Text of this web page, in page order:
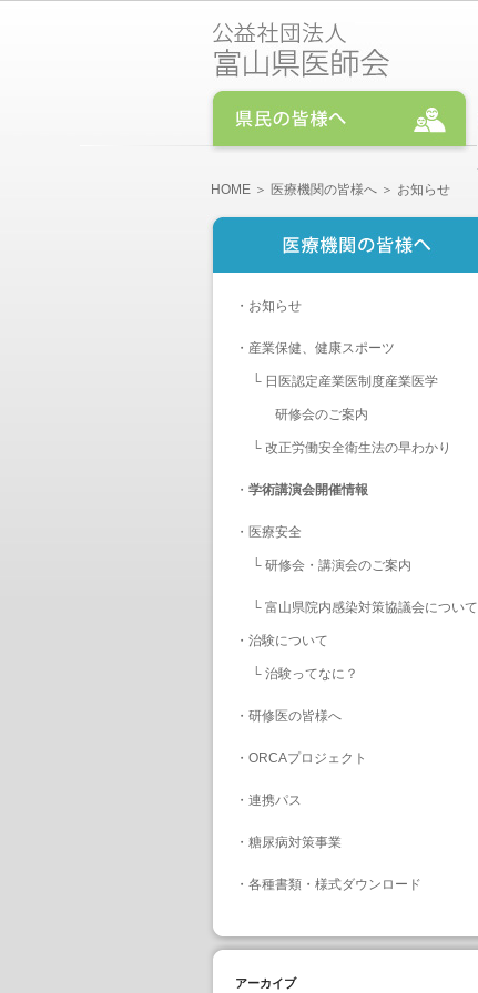
HOME ＞ 医療機関の皆様へ ＞ お知らせ
・ お知らせ
・ 産業保健、健康スポーツ
└ 日医認定産業医制度産業医学
研修会のご案内
└ 改正労働安全衛生法の早わかり
・ 学術講演会開催情報
・ 医療安全
└ 研修会・講演会のご案内
└ 富山県院内感染対策協議会について
・ 治験について
└ 治験ってなに？
・ 研修医の皆様へ
・ ORCAプロジェクト
・ 連携パス
・ 糖尿病対策事業
・ 各種書類・様式ダウンロード
アーカイブ